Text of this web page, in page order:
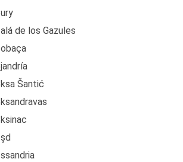
de los Gazules
Šantić